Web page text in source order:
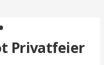
Privatfeier